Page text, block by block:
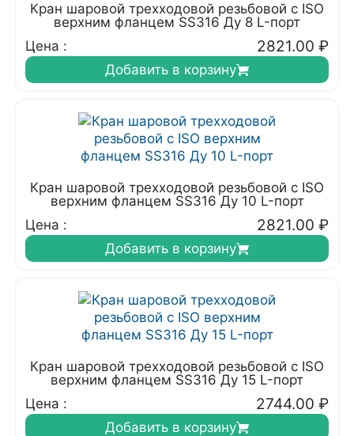
Кран шаровой трехходовой резьбовой с ISO
верхним фланцем SS316 Ду 8 L-порт
Цена :
2821.00 ₽
Добавить в корзину
Кран шаровой трехходовой резьбовой с ISO
верхним фланцем SS316 Ду 10 L-порт
Цена :
2821.00 ₽
Добавить в корзину
Кран шаровой трехходовой резьбовой с ISO
верхним фланцем SS316 Ду 15 L-порт
Цена :
2744.00 ₽
Добавить в корзину